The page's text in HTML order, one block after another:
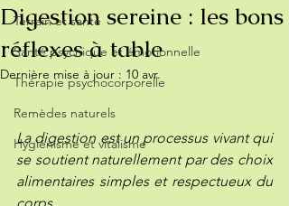
Terrain et santé
Santé psychique et émotionnelle
Thérapie psychocorporelle
Remèdes naturels
Hygiénisme et vitalisme
Digestion sereine : les bons
réflexes à table
Dernière mise à jour : 10 avr.
La digestion est un processus vivant qui
se soutient naturellement par des choix
alimentaires simples et respectueux du